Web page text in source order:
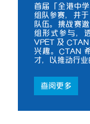
首届「全港中
组队参赛，并
队伍。挑战赛
组形式参与，
VPET 及
兴趣。CTAN
才，以推动行业
查阅更多